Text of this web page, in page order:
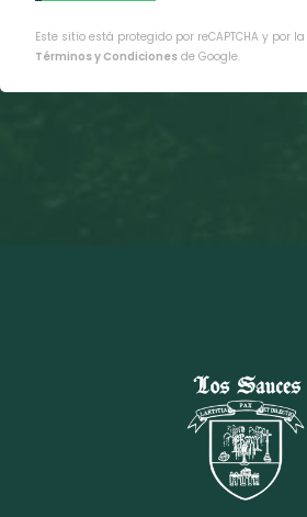
Este sitio está protegido por reCAPTCHA y por la
Términos y Condiciones de Google.